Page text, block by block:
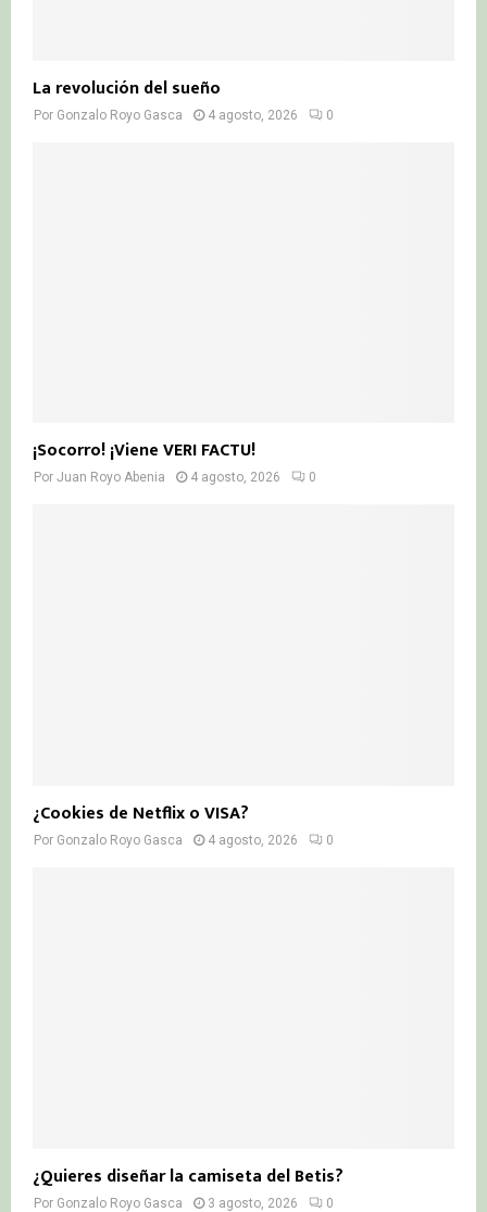
La revolución del sueño
Por Gonzalo Royo Gasca 4 agosto, 2026 0
¡Socorro! ¡Viene VERI FACTU!
Por Juan Royo Abenia 4 agosto, 2026 0
¿Cookies de Netflix o VISA?
Por Gonzalo Royo Gasca 4 agosto, 2026 0
¿Quieres diseñar la camiseta del Betis?
Por Gonzalo Royo Gasca 3 agosto, 2026 0